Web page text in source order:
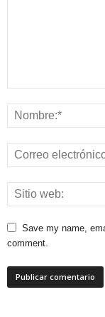
Save my name,
comment.